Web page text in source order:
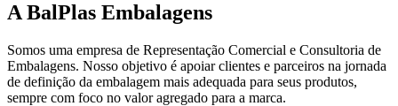
A BalPlas Embalagens
Somos uma empresa de Representação Comercial e Consultoria de
Embalagens. Nosso objetivo é apoiar clientes e parceiros na jornada
de definição da embalagem mais adequada para seus produtos,
sempre com foco no valor agregado para a marca.